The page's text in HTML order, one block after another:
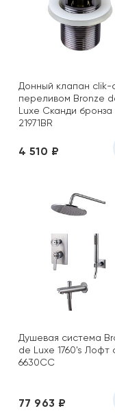
Донный клапан clik-
переливом Bronze
Luxe Сканди бронза
21971BR
4 510 ₽
Душевая система
de Luxe 1760's Лофт
6630CC
77 963 ₽